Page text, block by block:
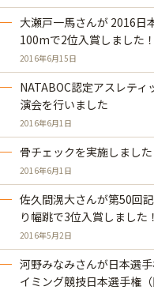
大瀬戸一馬さんが 2016日
100mで2位入賞しました！
2016年6月15日
NATABOC認定アスレテ
演会を行いました
2016年6月1日
骨チェックを実施しました
2016年6月1日
佐久間滉大さんが第50回
り幅跳で3位入賞しました！
2016年5月2日
河野みなみさんが日本選
イミング競技日本選手権